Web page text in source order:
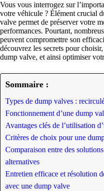
Vous vous interrogez sur
votre véhicule ? Élément crucial
valve permet de préserver votre
performances. Pourtant,
peuvent compromettre son
découvrez les secrets pour
dump valve, et ainsi optimiser
Sommaire :
Types de dump valves :
Fonctionnement d’une dump
Avantages clés de l’utilisation
Critères de choix pour une
Comparaison entre des
alternatives
Entretien efficace et résolution
avec une dump valve